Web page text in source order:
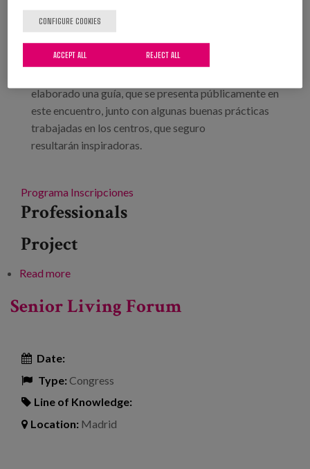
los equipos profesionales de los centros así como la
propia Fundación.
Cara a poner a disposición de la sociedad el
elaborado una guía, que se presenta públicamente en
este encuentro, junto con algunas buenas prácticas
trabajadas en los centros, que seguro
resultarán inspiradoras.
Programa Inscripciones
Professionals
Project
Read moreabout Presentación del Modelo "Convive" de los
Senior Living Forum
Date:
Type:Congress
Line of Knowledge:
Location: Madrid
CONFIGURE COOKIES
REJECT ALL
ACCEPT ALL